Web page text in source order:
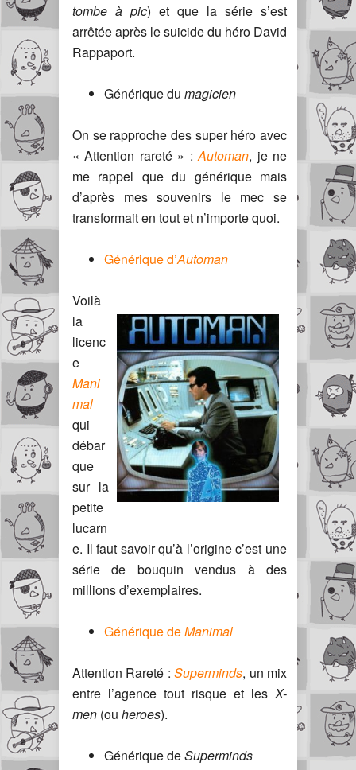
tombe à pic) et que la série s’est
arrêtée après le suicide du héro David
Rappaport.
Générique du magicien
On se rapproche des super héro avec
« Attention rareté » :Automan, je ne
me rappel que du générique mais
d’après mes souvenirs le mec se
transformait en tout et n’importe quoi.
Générique d’Automan
Voilà
la
licenc
e
Mani
mal
qui
débar
que
sur la
petite
lucarn
e. Il faut savoir qu’à l’origine c’est une
série de bouquin vendus à des
millions d’exemplaires.
Générique deManimal
Attention Rareté :Superminds, un mix
entre l’agence tout risque et lesX-
men (ou heroes).
Générique deSuperminds